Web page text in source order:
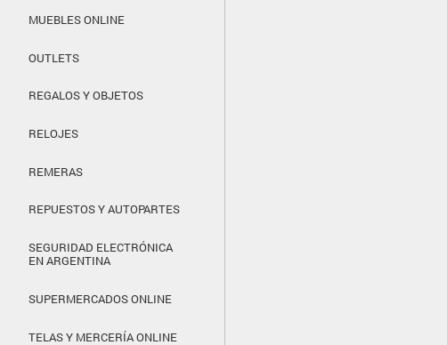
MUEBLES ONLINE
OUTLETS
REGALOS Y OBJETOS
RELOJES
REMERAS
REPUESTOS Y AUTOPARTES
SEGURIDAD ELECTRÓNICA
EN ARGENTINA
SUPERMERCADOS ONLINE
TELAS Y MERCERÍA ONLINE